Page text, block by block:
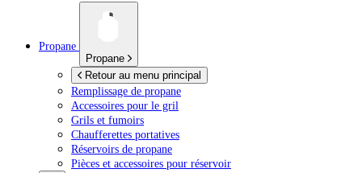
Propane
Propane
Retour au menu principal
Remplissage de propane
Accessoires pour le gril
Grils et fumoirs
Chaufferettes portatives
Réservoirs de propane
Pièces et accessoires pour réservoir